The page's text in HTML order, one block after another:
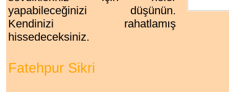
yapabileceğinizi düşünün.
Kendinizi rahatlamış
hissedeceksiniz.
Fatehpur Sikri